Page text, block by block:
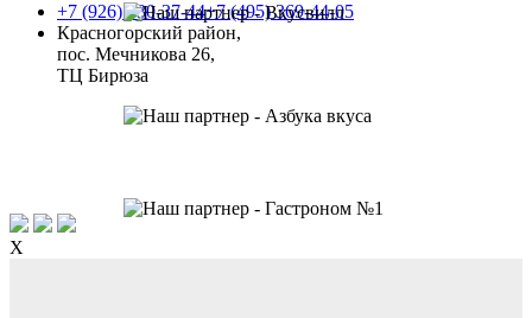
+7 (926) 230-37-44+7 (495) 369-44-05
Красногорский район,
пос. Мечникова 26,
ТЦ Бирюза
X